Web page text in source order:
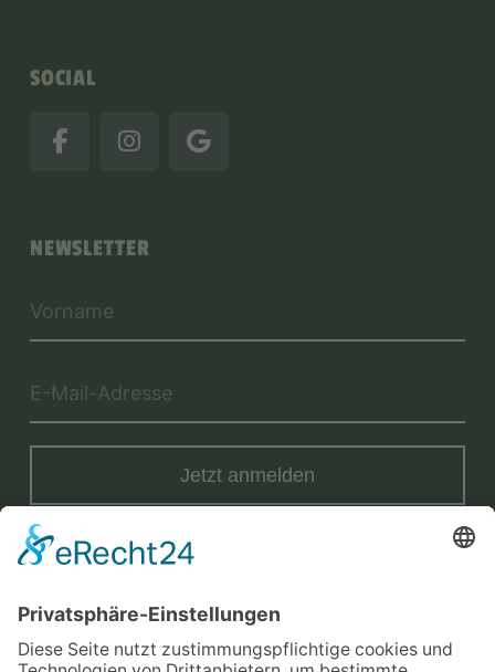
SOCIAL
NEWSLETTER
Jetzt anmelden
Mit der Eintragung in dem Newsletter erkläre ich mich mit der
Datenschutzerklärungvon Terraristik District einverstanden.